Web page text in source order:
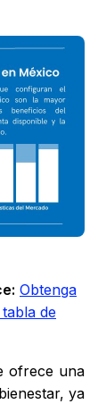
Obtenga
de
ofrece una
ya